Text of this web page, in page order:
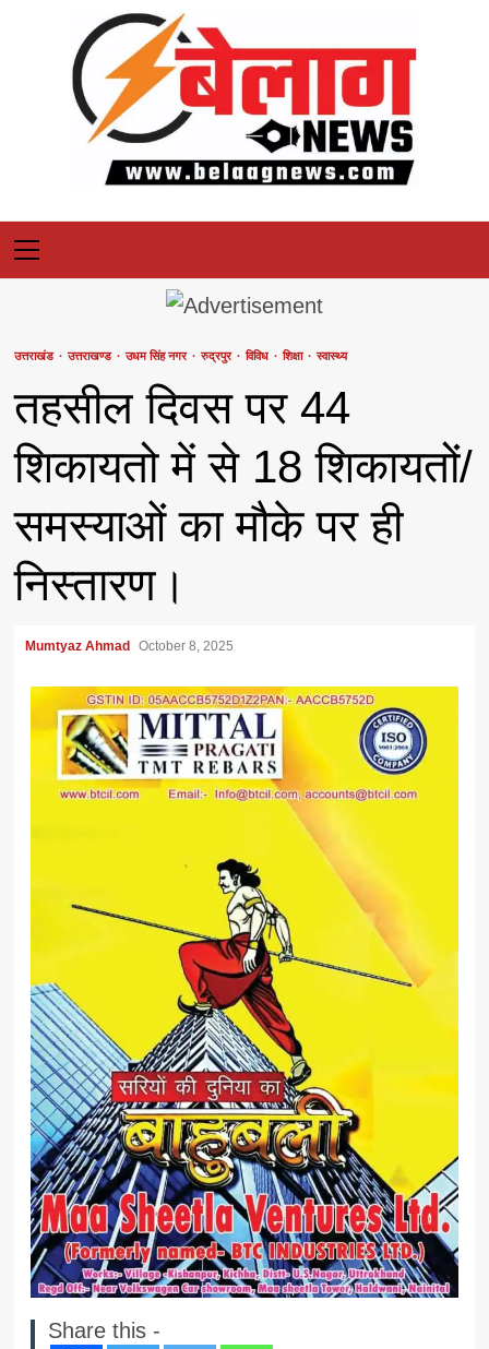
Primary
Menu
उत्तराखंड उत्तराखण्ड उधम सिंह नगर रुद्रपुर विविध शिक्षा स्वास्थ्य
तहसील दिवस पर 44
शिकायतो में से 18 शिकायतों/
समस्याओं का मौके पर ही
निस्तारण।
Mumtyaz Ahmad October 8, 2025
Share this -